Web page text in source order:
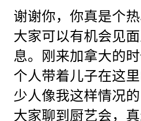
谢谢你，你真是个
大家可以有机会见
息。刚来加拿大的
个人带着儿子在这
少人像我这样情况
大家聊到厨艺会，